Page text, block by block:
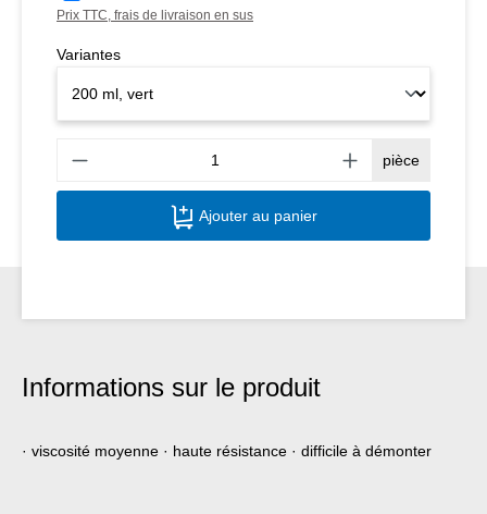
Prix TTC, frais de livraison en sus
Variantes
pièce
Ajouter au panier
Informations sur le produit
· viscosité moyenne · haute résistance · difficile à démonter